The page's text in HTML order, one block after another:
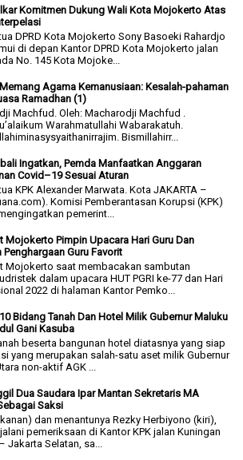
Komitmen Dukung Wali Kota Mojokerto Atas
DPRD Kota Mojokerto Sony Basoeki Rahardjo
di depan Kantor DPRD Kota Mojokerto jalan
No. 145 Kota Mojoke...
Agama Kemanusiaan: Kesalah-pahaman
Ramadhan (1)
Machfud. Oleh: Macharodji Machfud .
Warahmatullahi Wabarakatuh.
Bismillahirr...
Ingatkan, Pemda Manfaatkan Anggaran
Covid–19 Sesuai Aturan
KPK Alexander Marwata. Kota JAKARTA –
Komisi Pemberantasan Korupsi (KPK)
pemerint...
Mojokerto Pimpin Upacara Hari Guru Dan
Penghargaan Guru Favorit
Mojokerto saat membacakan sambutan
dalam upacara HUT PGRI ke-77 dan Hari
2022 di halaman Kantor Pemko...
Bidang Tanah Dan Hotel Milik Gubernur Maluku
Gani Kasuba
beserta bangunan hotel diatasnya yang siap
yang merupakan salah-satu aset milik Gubernur
non-aktif AGK ...
Dua Saudara Ipar Mantan Sekretaris MA
Saksi
dan menantunya Rezky Herbiyono (kiri),
pemeriksaan di Kantor KPK jalan Kuningan
Jakarta Selatan, sa...